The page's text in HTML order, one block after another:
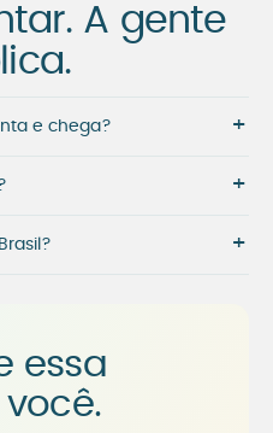
A gente
e chega? +
+
+
essa